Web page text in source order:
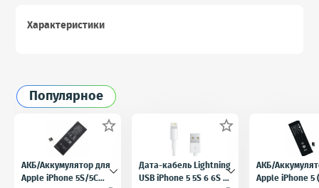
Характеристики
Популярное

АКБ/Аккумулятор для
Apple iPhone 5S/5C

Дата-кабель Lightning
USB iPhone 5 5S 6 6S 7
АКБ/
Apple iPhone